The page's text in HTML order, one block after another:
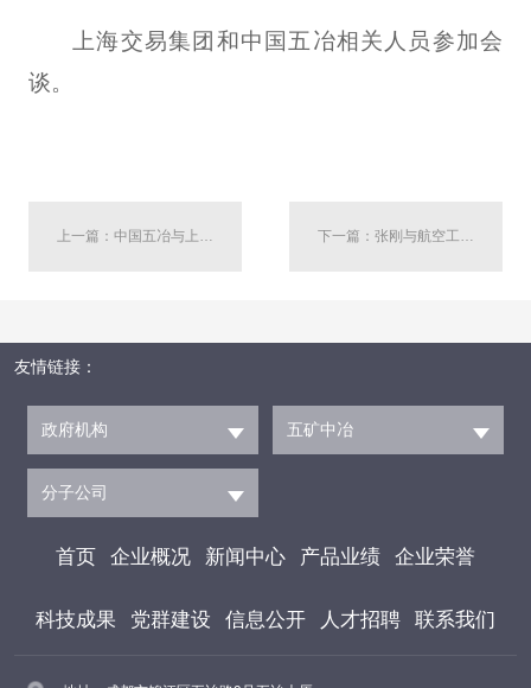
上海交易集团和中国五冶相关人员参加会
谈。
友情链接：
政府机构 五矿中冶
分子公司
首页 企业概况 新闻中心 产品业绩 企业荣誉
科技成果 党群建设 信息公开 人才招聘 联系我们